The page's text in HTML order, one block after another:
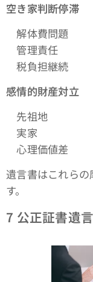
空き家判断停滞
解体費問題
管理責任
税負担継続
感情的財産対立
先祖地
実家
心理価値差
遺言書はこれら
す。
7 公正証書遺